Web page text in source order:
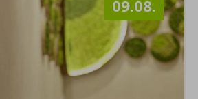
09.08.